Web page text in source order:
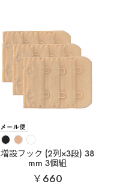
増設フック (2列×3段) 38
mm 3個組
￥660